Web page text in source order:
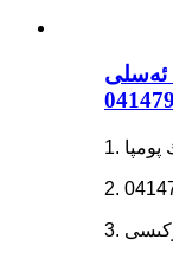
ئەسلى bosch پومپىسى 0414799054
پومپا